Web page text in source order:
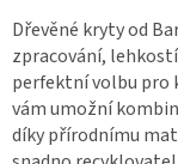
Dřevěné kryty od
zpracování,
perfektní volbu pro
vám umožní
díky přírodnímu